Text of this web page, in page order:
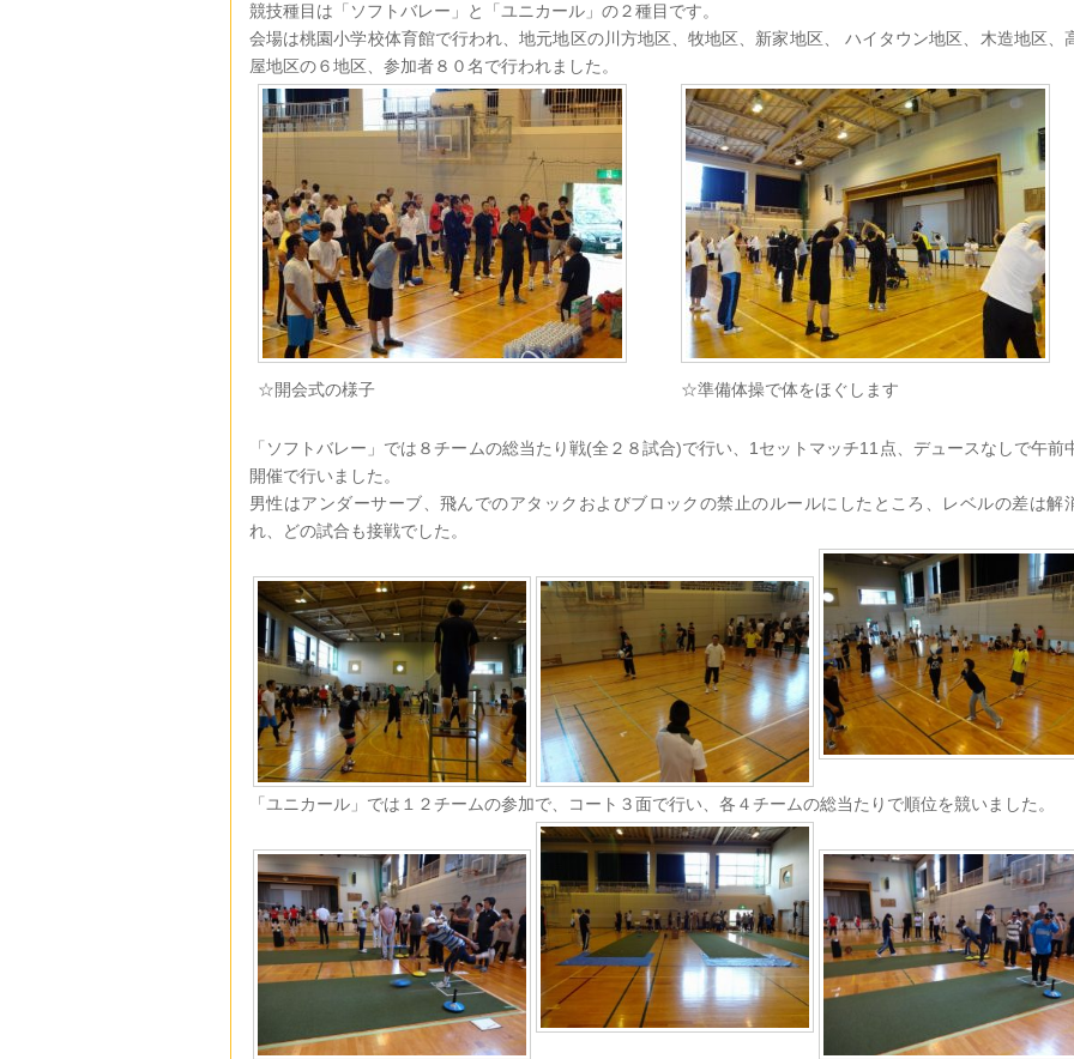
競技種目は「ソフトバレー」と「ユニカール」の２種目です。
会場は桃園小学校体育館で行われ、地元地区の川方地区、牧地区、新家地区、 ハイタウン地区、木造地区、
屋地区の６地区、参加者８０名で行われました。
☆開会式の様子 ☆準備体操で体をほぐします
「ソフトバレー」では８チームの総当たり戦(全２８試合)で行い、1セットマッチ11点、デュースなしで午前
開催で行いました。
男性はアンダーサーブ、飛んでのアタックおよびブロックの禁止のルールにしたところ、レベルの差は解
れ、どの試合も接戦でした。
「ユニカール」では１２チームの参加で、コート３面で行い、各４チームの総当たりで順位を競いました。